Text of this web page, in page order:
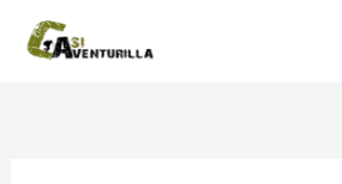
contenido